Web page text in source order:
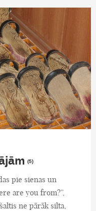
(5)
pie sienas un
are you from?”,
ne pārāk silta,